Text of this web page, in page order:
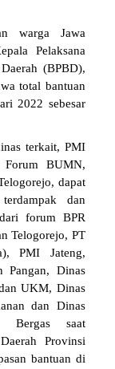
warga Jawa
Pelaksana
(BPBD),
total bantuan
2022 sebesar
terkait, PMI
Forum BUMN,
dapat
dan
forum BPR
Telogorejo, PT
PMI Jateng,
Pangan, Dinas
UKM, Dinas
dan Dinas
Bergas saat
Provinsi
bantuan di